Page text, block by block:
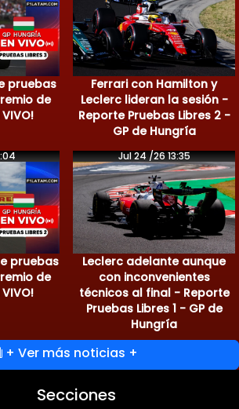
pruebas
de
Ferrari con Hamilton y
Leclerc lideran la sesión -
Reporte Pruebas Libres 2 -
GP de Hungría
pruebas
de
Jul 24 /26 13:35
Leclerc adelante aunque
con inconvenientes
técnicos al final - Reporte
Pruebas Libres 1 - GP de
Hungría
+ Ver más noticias +
Secciones